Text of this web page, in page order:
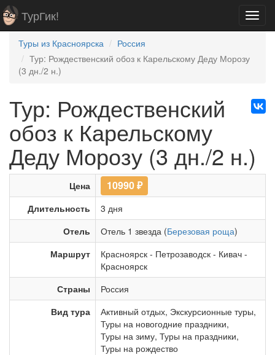
ТурГик!
Туры из Красноярска
Россия
Тур: Рождественский обоз к Карельскому Деду Морозу
(3 дн./2 н.)
Тур: Рождественский
обоз к Карельскому
Деду Морозу (3 дн./2 н.)
Цена 10990₽
Длительность
3 дня
Отель
Отель 1 звезда (Березовая роща)
Маршрут
Красноярск - Петрозаводск - Кивач -
Красноярск
Страны
Россия
Вид тура
Активный отдых, Экскурсионные туры,
Туры на новогодние праздники,
Туры на зиму, Туры на праздники,
Туры на рождество